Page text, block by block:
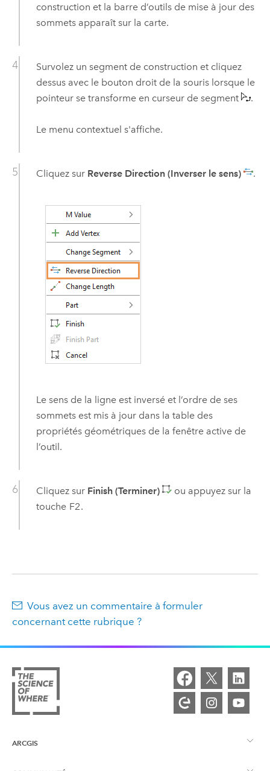
construction et la barre d’outils de mise à jour des
sommets apparaît sur la carte.
Survolez un segment de construction et cliquez
dessus avec le bouton droit de la souris lorsque le
pointeur se transforme en curseur de segment
.
Le menu contextuel s'affiche.
Cliquez sur Reverse Direction (Inverser le sens) .
Le sens de la ligne est inversé et l’ordre de ses
sommets est mis à jour dans la table des
propriétés géométriques de la fenêtre active de
l’outil.
Cliquez sur Finish (Terminer)
ou appuyez sur la
touche F2.
Vous avez un commentaire à formuler
concernant cette rubrique ?
ARCGIS